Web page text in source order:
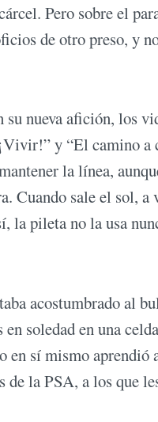
Pero sobre el
de otro preso, y
nueva afición, los
y “El camino a
la línea,
Cuando sale el sol, a
la pileta no la usa
acostumbrado al
soledad en una
en sí mismo aprendió
de la PSA, a los que